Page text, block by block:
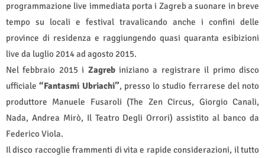
programmazione live immediata porta i Zagreb a suonare in breve
tempo su locali e festival travalicando anche i confini delle
province di residenza e raggiungendo quasi quaranta esibizioni
live da luglio 2014 ad agosto 2015.
Nel febbraio 2015 i Zagrebiniziano a registrare il primo disco
ufficiale“Fantasmi Ubriachi”, presso lo studio ferrarese del noto
produttore Manuele Fusaroli (The Zen Circus, Giorgio Canali,
Nada, Andrea Mirò, Il Teatro Degli Orrori) assistito al banco da
Federico Viola.
Il disco raccoglie frammenti di vita e rapide considerazioni, il tutto